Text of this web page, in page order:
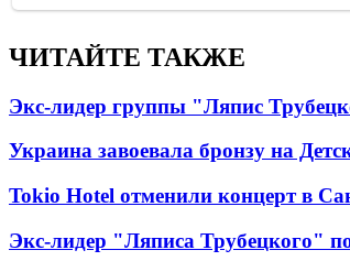
ЧИТАЙТЕ ТАКЖЕ
Экс-лидер группы "Ляпис
Украина завоевала бронзу на
Tokio Hotel отменили концерт в
Экс-лидер "Ляписа Трубецкого"